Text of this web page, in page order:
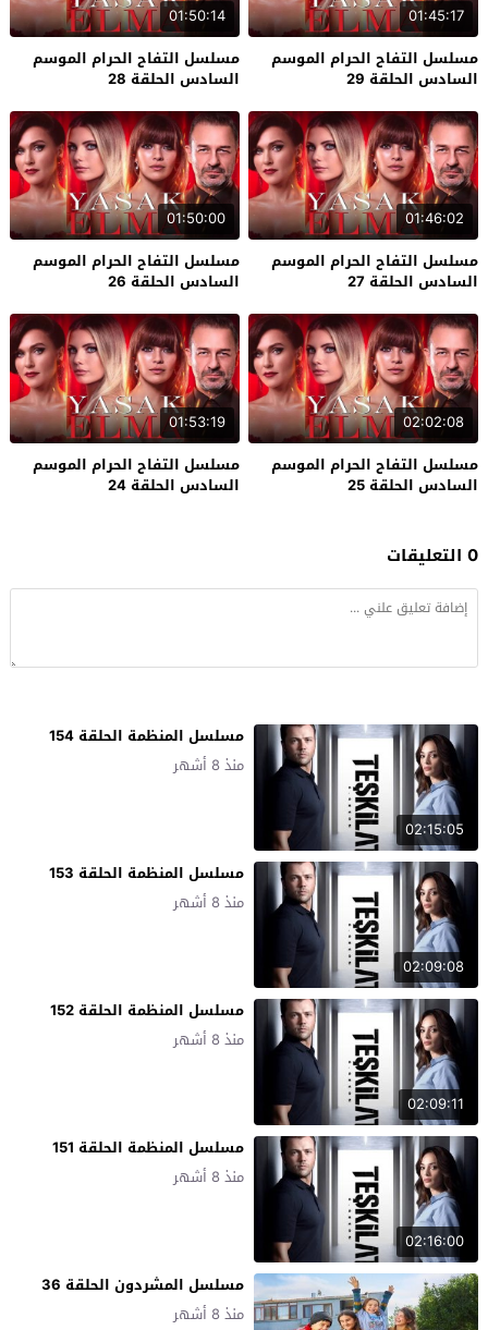
01:45:17
مسلسل التفاح الحرام الموسم
السادس الحلقة 29
01:50:14
مسلسل التفاح الحرام الموسم
السادس الحلقة 28
01:46:02
مسلسل التفاح الحرام الموسم
السادس الحلقة 27
01:50:00
مسلسل التفاح الحرام الموسم
السادس الحلقة 26
02:02:08
مسلسل التفاح الحرام الموسم
السادس الحلقة 25
01:53:19
مسلسل التفاح الحرام الموسم
السادس الحلقة 24
0 التعليقات
02:15:05
مسلسل المنظمة الحلقة 154
منذ 8 أشهر
02:09:08
مسلسل المنظمة الحلقة 153
منذ 8 أشهر
02:09:11
مسلسل المنظمة الحلقة 152
منذ 8 أشهر
02:16:00
مسلسل المنظمة الحلقة 151
منذ 8 أشهر
مسلسل المشردون الحلقة 36
منذ 8 أشهر